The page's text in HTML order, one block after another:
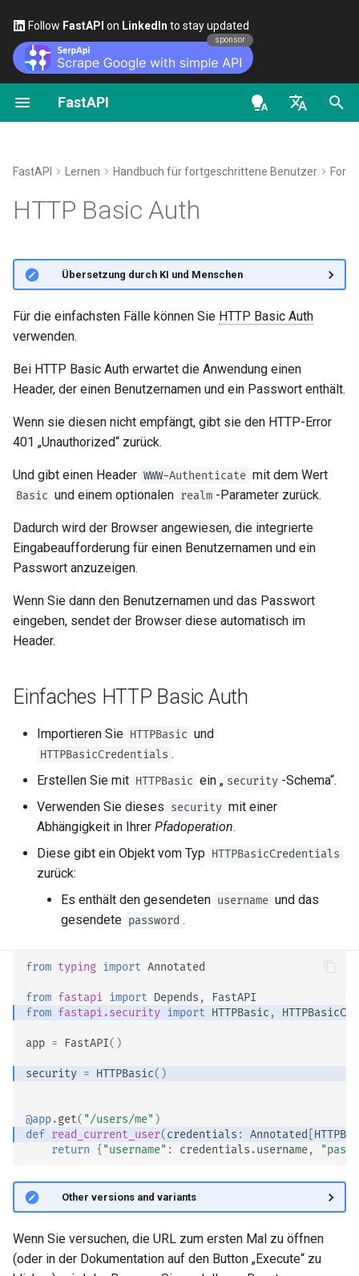
Follow FastAPI on LinkedIn to stay updated
sponsor
FastAPI
de - Deutsch
es - español
hi - हिन्दी
ja - 日本語
ko - 한국어
ru - русский язык
uk - українська мова
zh-hant - 繁體中文
Erste Schritte
Query-Parameter und String-
Validierungen
Pfad-Parameter und
Validierung von Zahlen
Query-Parameter-Modelle
Body – Mehrere Parameter
Body – Verschachtelte
Modelle
Beispiel-Request-Daten
Zusätzliche Datentypen
Header-Parameter
Cookie-Parameter-Modelle
Header-Parameter-Modelle
Responsemodell –
Rückgabetyp
Extramodelle
Response-Statuscode
Formularmodelle
Formulardaten und Dateien im
Fehler behandeln
JSON-kompatibler Encoder
Body – Aktualisierungen
Klassen als
Abhängigkeiten mit yield
Sicherheit – Erste Schritte
Hashing), Bearer mit JWT-
Einfaches HTTP Basic Auth
Ein „professioneller“ Angriff
Das Problem beheben
mittels
secrets.compare_digest()
Über FastAPI-Versionen
Deployment-Konzepte
FastAPI bei Cloudanbietern
deployen
Serverworker – Uvicorn mit
FastAPI in Containern –
Allgemeines – How-To –
Von Pydantic v1 zu Pydantic
Benutzerdefinierte Request-
und APIRoute-Klasse
Bedingte OpenAPI
OpenAPI erweitern
für Eingabe und Ausgabe oder
nicht
Statische Assets der
Dokumentationsoberfläche
Swagger-Oberfläche
konfigurieren
Eine Datenbank testen
Statuscodes verwenden
FastAPI class
Exceptions - HTTPException
and WebSocketException
Dependencies - Depends()
and Security()
APIRouter class
Background Tasks -
BackgroundTasks
Request class
WebSockets
HTTPConnection class
Response class
Custom Response Classes -
EventSourceResponse and
ServerSentEvent
OpenAPI
OpenAPI docs
Security Tools
Encoders - jsonable_encoder
Templating - Jinja2Templates
FastAPI People
Full Stack FastAPI Template
FastAPI and friends
newsletter
Alternativen, Inspiration und
Geschichte, Design und
Repository Management
FastAPI Lernen Handbuch für fortgeschrittene Benutzer
HTTP Basic Auth
🌐 Übersetzung durch KI und Menschen
Für die einfachsten Fälle können Sie HTTP Basic Auth
verwenden.
Bei HTTP Basic Auth erwartet die Anwendung einen
Header, der einen Benutzernamen und ein Passwort enthält.
Wenn sie diesen nicht empfängt, gibt sie den HTTP-Error
401 „Unauthorized“ zurück.
Und gibt einen Header WWW-Authenticate mit dem Wert
Basic und einem optionalen realm -Parameter zurück.
Dadurch wird der Browser angewiesen, die integrierte
Eingabeaufforderung für einen Benutzernamen und ein
Passwort anzuzeigen.
Wenn Sie dann den Benutzernamen und das Passwort
eingeben, sendet der Browser diese automatisch im
Header.
Einfaches HTTP Basic Auth
Importieren Sie HTTPBasic und
HTTPBasicCredentials .
Erstellen Sie mit HTTPBasic ein „ security -Schema“.
Verwenden Sie dieses security mit einer
Abhängigkeit in Ihrer Pfadoperation.
Diese gibt ein Objekt vom Typ HTTPBasicCredentials
zurück:
Es enthält den gesendeten username und das
gesendete password .
from typing import Annotated
from fastapi import Depends ,
FastAPI
from fastapi.security import HTTPBasic ,
app = FastAPI()
security = HTTPBasic()
@app.get( "/users/me" )
def read_current_user(credentials : Annotated
return { "username" : credentials .username,
🤓 Other versions and variants
Wenn Sie versuchen, die URL zum ersten Mal zu öffnen
(oder in der Dokumentation auf den Button „Execute“ zu